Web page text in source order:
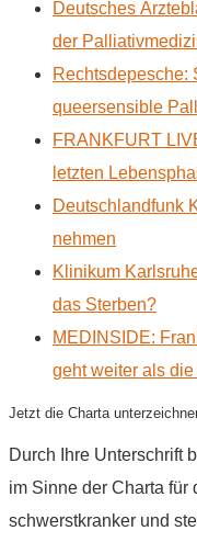
Deutsches
der
Rechtsdepesche:
queersensible
FRANKFURT
letzten
Deutschlandfunk
nehmen
Klinikum
das Sterben?
MEDINSIDE:
geht weiter als
Jetzt die Charta
Durch Ihre Unterschrift
im Sinne der Charta für
schwerstkranker und